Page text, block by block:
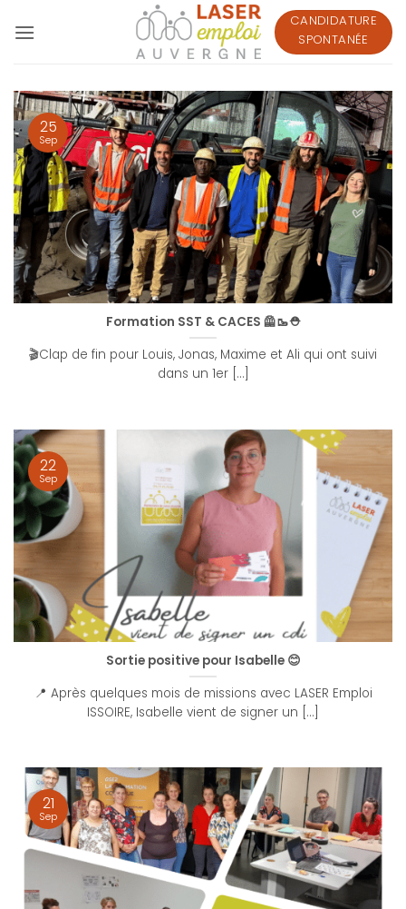
au
CANDIDATURE
SPONTANÉE
Formation SST & CACES 🦺🥾⛑
🎬Clap de fin pour Louis, Jonas, Maxime et Ali qui ont suivi
dans un 1er [...]
25
Sep
Sortie positive pour Isabelle 😊
📍 Après quelques mois de missions avec LASER Emploi
ISSOIRE, Isabelle vient de signer un [...]
22
Sep
21
Sep